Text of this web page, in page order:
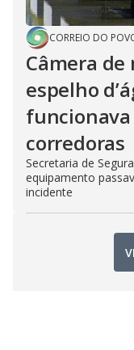
CORREIO DO
Câmera
espelho
corredoras
Secretaria de
equipamento
incidente